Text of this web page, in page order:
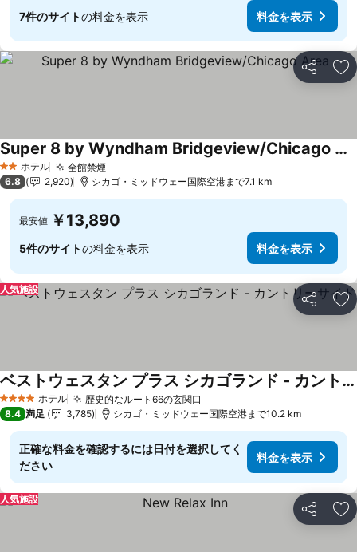
7件のサイトの料金を表示 料金を表示
シェア お
2 ホテルのランク
ホテル 全館禁煙料金を表示
Super 8 by Wyndham Bridgeview/Chicago Area
料金を表示
6.8 2,920 シカゴ・ミッドウェー国際空港まで7.1 km
最安値 ￥13,890
5件のサイトの料金を表示 料金を表示
シェア お
人気施設
4 ホテルのランク
ホテル 歴史的なルート66の玄関口
ベストウェスタン プラス シカゴランド - カントリーサイド
料金を表示
8.4 満足 3,785 シカゴ・ミッドウェー国際空港まで10.2 km
正確な料金を確認するには日付を選択してく
ださい
料金を表示
シェア お
人気施設